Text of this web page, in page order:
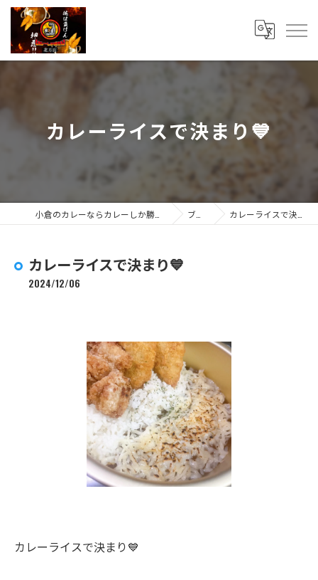
カレーライスで決まり💙
ブログ カレーライスで決まり💙
カレーライスで決まり💙
2024/12/06
カレーライスで決まり💙